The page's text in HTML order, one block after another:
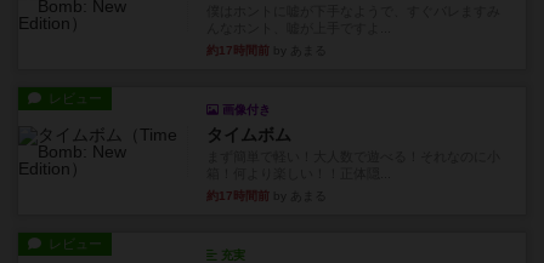
約17時間前
レビュー
画像付き
タイムボム
約17時間前
レビュー
充実